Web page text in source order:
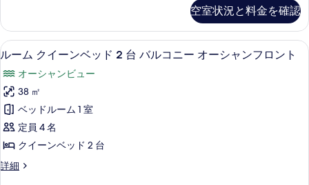
を
表
示
す
る
ャ
ル
オ
ー
シ
ャ
ン
ビ
ュ
シ
ャ
ル
オ
ー
シ
ャ
ン
ビ
ー
の
詳
ド
2
台
バ
ル
コ
ニ
ー
オ
イ
ー
ン
ッ
ド
台
バ
ル
コ
ニ
空室状況と料金を確認
ル
ム
ク
イ
ー
ン
ベ
ルーム クイーンベッド 2 台 バルコ
6
ルーム クイーンベッド 2 台 バルコニー オーシャンフロント
オーシャンビュー
38 ㎡
ベッドルーム 1 室
定員 4 名
クイーンベッド 2 台
詳細
ル